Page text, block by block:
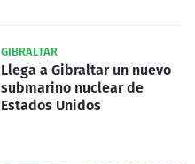
GIBRALTAR
Llega a Gibraltar un nuevo
submarino nuclear de
Estados Unidos